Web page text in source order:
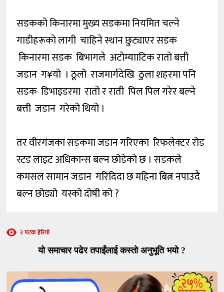
सडकको किनारमा मुख्य सडकमा नियमित चल्ने
गाडीहरूको लागी चाहिने स्थान छुट्याएर सडक
किनारमा सडक बिभागले अटोम्यााटिक रातो बत्ती
जडान ग¥यो । ठूलो राजमार्गदेखि ठुला शहरमा पनि
सडक डिभाइडरमा रातो र राती पिल पिल गरेर बल्ने
बत्ती जडान गरेको थियो ।
तर वीरगंजका सडकमा जडान गरिएका रिफलेक्टर रोड
स्टड लाइट अधिकान्स बल्न छोडेको छ । सडकले
कमसल सामान जडान गरिंदिदा छ महिना बित्न नपाउदै
बल्न छोड्यो यस्को दोषी को ?
२ पटक हेरियो
यो समाचार पढेर तपाईंलाई कस्तो अनुभूति भयो ?